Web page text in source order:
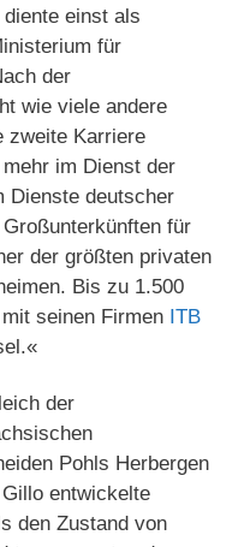
einst als
für
der
wie viele andere
zweite Karriere
im Dienst der
Dienste deutscher
für
der größten privaten
Bis zu 1.500
seinen Firmen ITB
der
Pohls Herbergen
entwickelte
den Zustand von